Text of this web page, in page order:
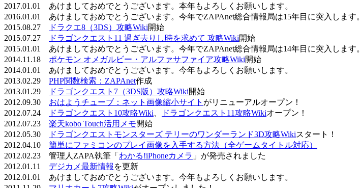
2017.01.01 あけましておめでとうございます。本年もよろしくお願いします。
2016.01.01 あけましておめでとうございます。今年でZAPAnet総合情報局は15年目に突入します。
2015.08.27
ドラクエ8（3DS）攻略Wiki開始
2015.07.27
ドラゴンクエスト11 過ぎ去りし時を求めて 攻略Wiki開始
2015.01.01 あけましておめでとうございます。今年でZAPAnet総合情報局は14年目に突入します。
2014.11.18 ポケモン オメガルビー・アルファサファイア攻略Wiki開始
2014.01.01 あけましておめでとうございます。今年もよろしくお願いします。
2013.02.29 PHP関数検索：ZAPAnet作成
2013.01.29
ドラゴンクエスト7（3DS版）攻略Wiki開始
2012.09.30 おはようチューブ：ネット画像縮小サイト がリニューアルオープン！
2012.07.24
ドラゴンクエスト10攻略Wiki ドラゴンクエスト11攻略Wikiオープン！
2012.07.23 楽天kobo Touch活用メモ開始
2012.05.30
ドラゴンクエストモンスターズ テリーのワンダーランド3D攻略Wikiスタート！
2012.04.10 簡単にファミコンのプレイ画像を入手する方法（全ゲームタイトル対応）
2012.02.23 管理人ZAPA執筆「 わかる!iPhoneカメラ 」が発売されました
2012.01.11 デジカメ最新情報 を更新
2012.01.01 あけましておめでとうございます。今年もよろしくお願いします。